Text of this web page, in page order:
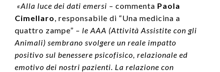
«Alla luce dei dati emersi – commenta Paola
Cimellaro, responsabile di “Una medicina a
quattro zampe” – le AAA (Attività Assistite con gli
Animali) sembrano svolgere un reale impatto
positivo sul benessere psicofisico, relazionale ed
emotivo dei nostri pazienti. La relazione con